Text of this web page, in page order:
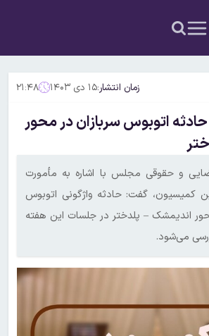
زمان انتشار:۱۵ دی ۱۴۰۳ ۲۱:۴۸
اتوبوس سربازان در محور
و حقوقی مجلس با اشاره به مأمورت
کمیسیون، گفت: حادثه واژگونی اتوبوس
اندیمشک – پلدختر در جلسات این هفته
می‌شود.